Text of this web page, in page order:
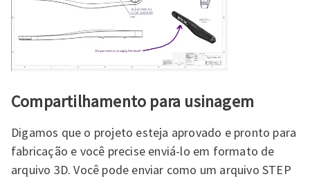
Compartilhamento para usinagem
Digamos que o projeto esteja aprovado e pronto para
fabricação e você precise enviá-lo em formato de
arquivo 3D. Você pode enviar como um arquivo STEP